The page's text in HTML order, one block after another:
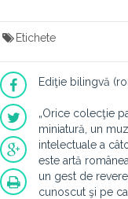
Etichete
Ediţie bilingvă
„Orice colecţie
miniatură, un
intelectuale a
este artă
un gest de
cunoscut şi pe